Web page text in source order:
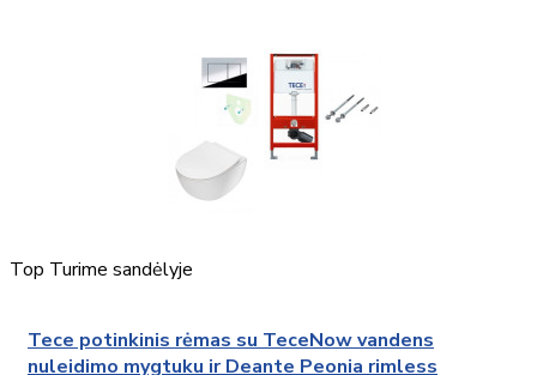
Top Turime sandėlyje
Tece potinkinis rėmas su TeceNow vandens
nuleidimo mygtuku ir Deante Peonia rimless